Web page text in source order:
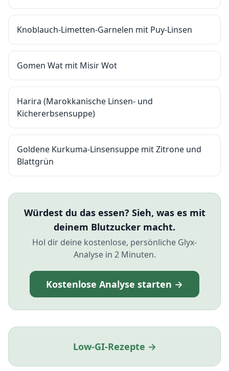
Knoblauch-Limetten-Garnelen mit Puy-Linsen
Gomen Wat mit Misir Wot
Harira (Marokkanische Linsen- und
Kichererbsensuppe)
Goldene Kurkuma-Linsensuppe mit Zitrone und
Blattgrün
Würdest du das essen? Sieh, was es mit
deinem Blutzucker macht.
Hol dir deine kostenlose, persönliche Glyx-
Analyse in 2 Minuten.
Kostenlose Analyse starten →
Low-GI-Rezepte →